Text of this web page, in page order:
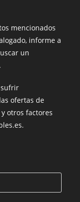
mencionados
informe a
un
sufrir
ofertas de
otros factores